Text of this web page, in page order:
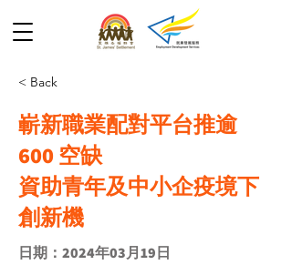
< Back
嶄新職業配對平台推逾
600 空缺
資助青年及中小企疫境下
創新機
日期：2024年03月19日